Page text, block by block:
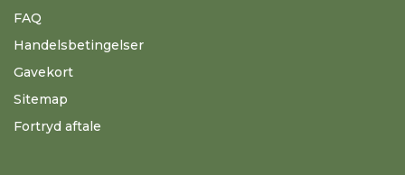
FAQ
Handelsbetingelser
Gavekort
Sitemap
Fortryd aftale